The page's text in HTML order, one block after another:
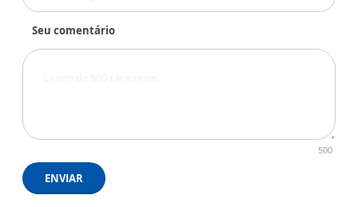
Seu comentário
500
ENVIAR